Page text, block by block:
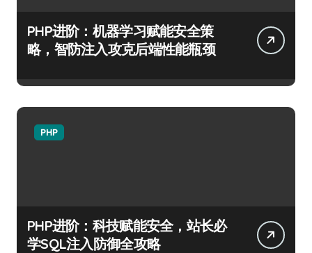
PHP进阶：机器学习赋能安全策
略，智防注入攻克后端性能瓶颈
PHP
PHP进阶：科技赋能安全，站长必
学SQL注入防御全攻略